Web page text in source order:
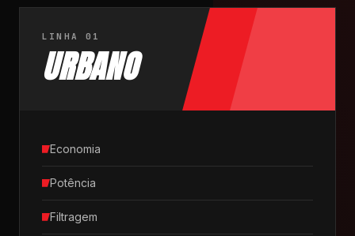
LINHA 01
URBANO
Economia
Potência
Filtragem